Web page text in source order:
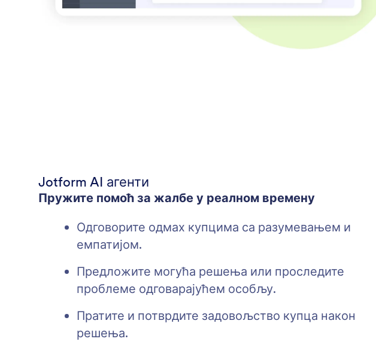
Jotform AI агенти
Пружите помоћ за жалбе у реалном времену
Одговорите одмах купцима са разумевањем и
емпатијом.
Предложите могућа решења или проследите
проблеме одговарајућем особљу.
Пратите и потврдите задовољство купца након
решења.